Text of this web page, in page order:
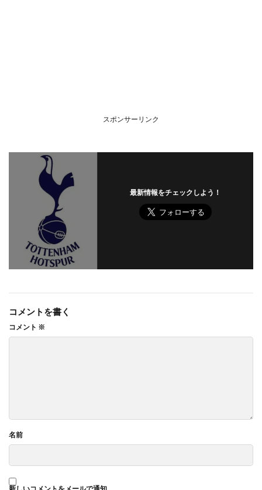
スポンサーリンク
最新情報をチェックしよう！
コメントを書く
コメント ※
名前